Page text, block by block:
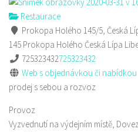
Restaurace
Prokopa Holého 145/5, Česká
145 Prokopa Holého Česká Lípa
725323432725323432
Web s objednávkou či nabídkou
prodej s sebou a rozvoz
Provoz
Vyzvednutí na výdejním místě,